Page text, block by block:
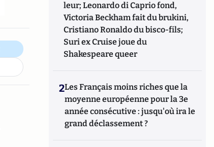
leur; Leonardo di Caprio fond,
Victoria Beckham fait du brukini,
Cristiano Ronaldo du bisco-fils;
Suri ex Cruise joue du
Shakespeare queer
2Les Français moins riches que la
moyenne européenne pour la 3e
année consécutive : jusqu'où ira le
grand déclassement ?